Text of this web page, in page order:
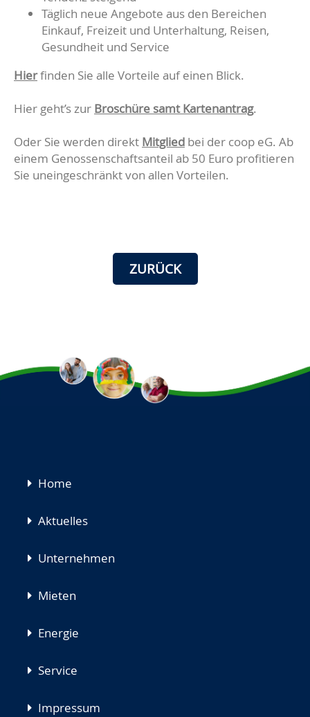
Täglich neue Angebote aus den Bereichen
Einkauf, Freizeit und Unterhaltung, Reisen,
Gesundheit und Service
Hierfinden Sie alle Vorteile auf einen Blick.
Hier geht’s zur Broschüre samt Kartenantrag.
Oder Sie werden direkt Mitglied bei der coop eG. Ab
einem Genossenschaftsanteil ab 50 Euro profitieren
Sie uneingeschränkt von allen Vorteilen.
ZURÜCK
Navigation
Home
Aktuelles
Unternehmen
Mieten
Energie
Service
Impressum